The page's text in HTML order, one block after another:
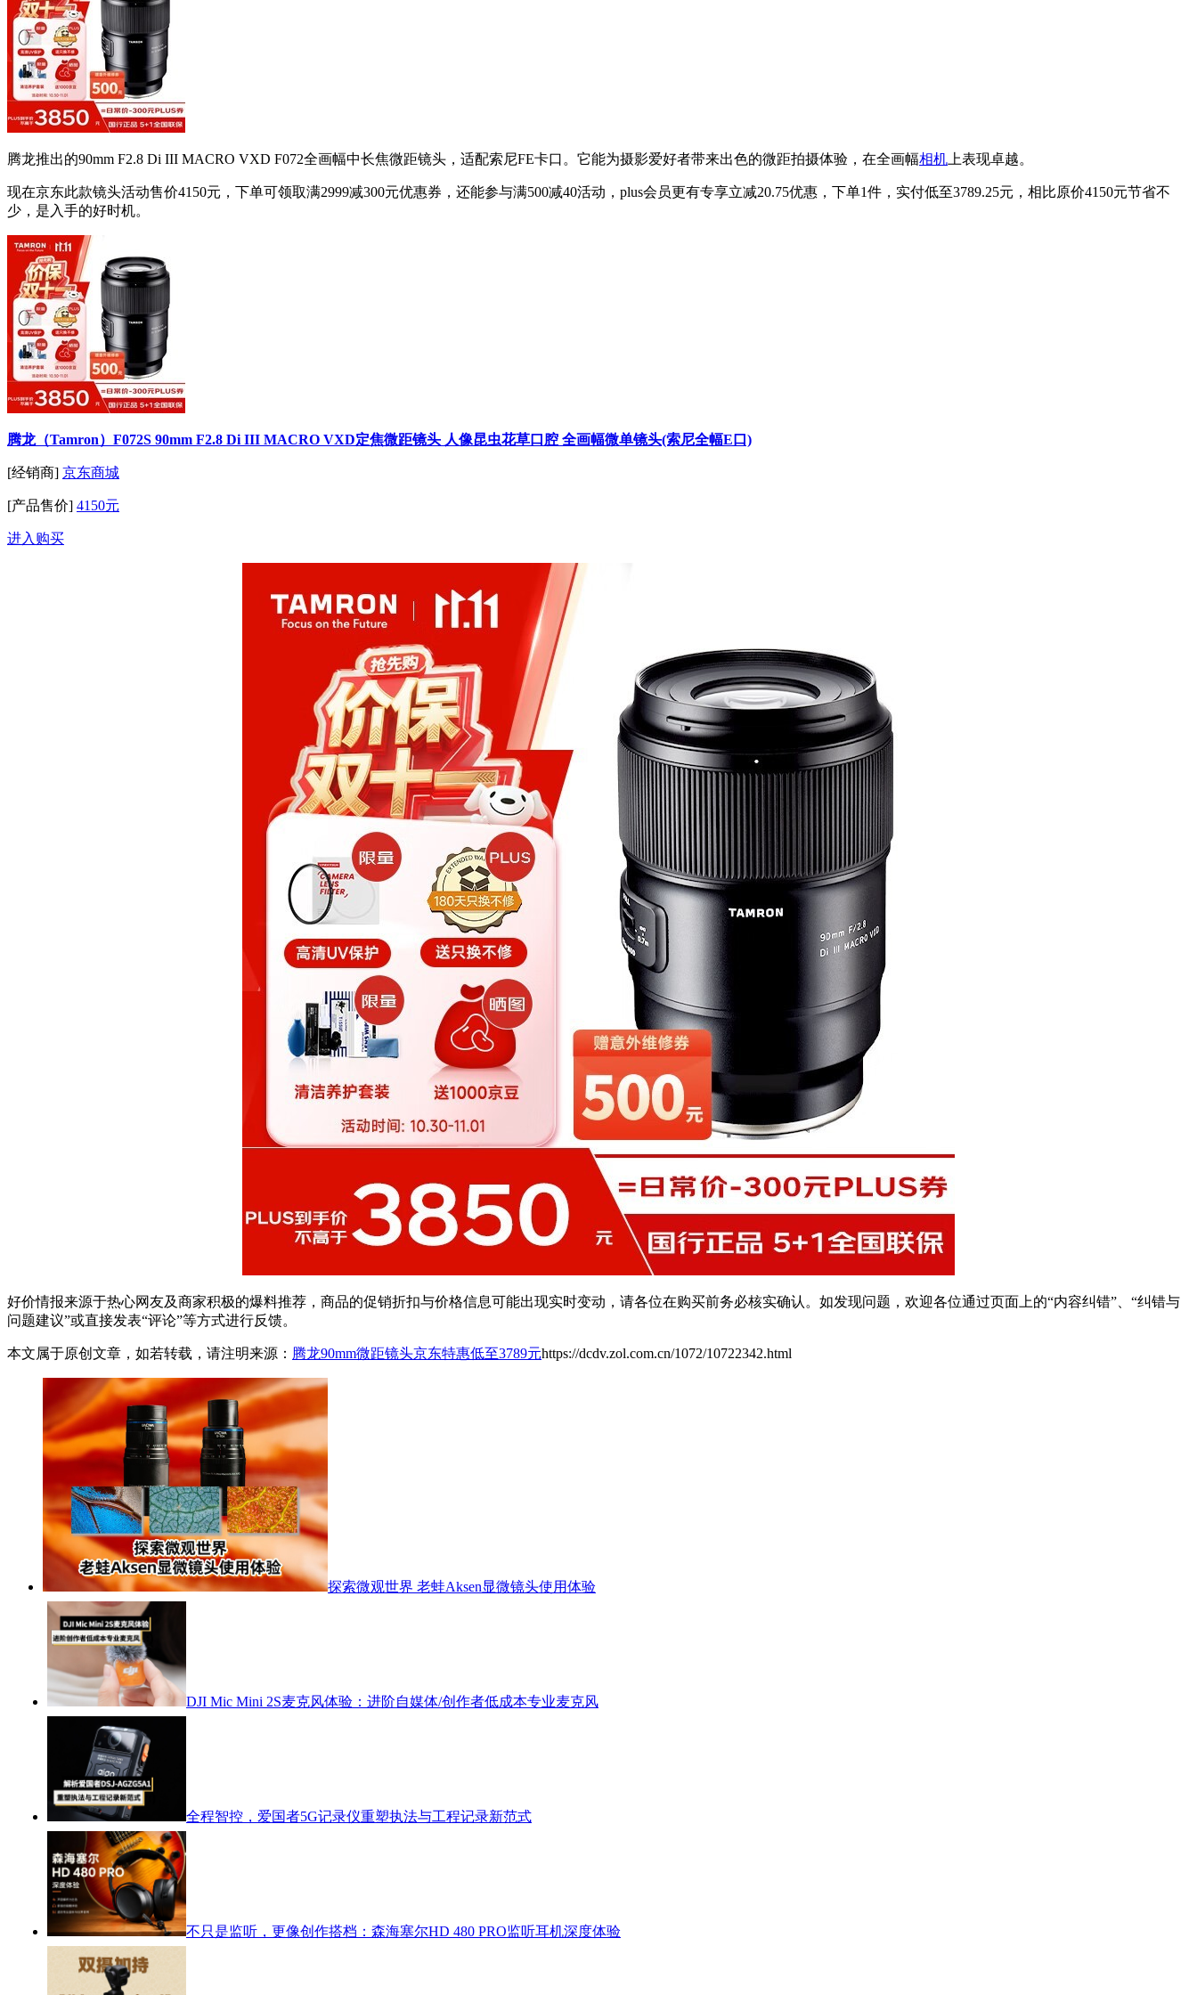
腾龙推出的90mm F2.8 Di III MACRO VXD F072全画幅中长焦微距镜头，适配索尼FE卡口。它能为摄影爱好者带来出色的微距拍摄体验，在全画幅相机 上表现卓越。
现在京东此款镜头活动售价4150元，下单可领取满2999减300元优惠券，还能参与满500减40活动，plus会员更有专享立减20.75优惠，下单1件，实付低至3789.25元，相比原价4150元节省不
少，是入手的好时机。
腾龙（Tamron）F072S 90mm F2.8 Di III MACRO VXD定焦微距镜头 人像昆虫花草口腔 全画幅微单镜头(索尼全幅E口)
[经销商] 京东商城
[产品售价] 4150元
进入购买
好价情报来源于热心网友及商家积极的爆料推荐，商品的促销折扣与价格信息可能出现实时变动，请各位在购买前务必核实确认。如发现问题，欢迎各位通过页面上的“内容纠错”、“纠错与
问题建议”或直接发表“评论”等方式进行反馈。
本文属于原创文章，如若转载，请注明来源： 腾龙90mm微距镜头京东特惠低至3789元https://dcdv.zol.com.cn/1072/10722342.html
探索微观世界 老蛙Aksen显微镜头使用体验
DJI Mic Mini 2S麦克风体验：进阶自媒体/创作者低成本专业麦克风
全程智控，爱国者5G记录仪重塑执法与工程记录新范式
不只是监听，更像创作搭档：森海塞尔HD 480 PRO监听耳机深度体验